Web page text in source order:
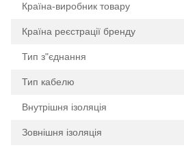
Країна-виробник товару
Країна реєстрації бренду
Тип з"єднання
Тип кабелю
Внутрішня ізоляція
Зовнішня ізоляція